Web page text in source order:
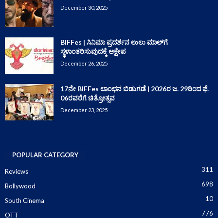
December 30, 2025
BIFFes | ಸಿನಿಮಾ ಪ್ರದರ್ಶನ ಲುಲು ಮಾಲ್‌ಗೆ
ಸ್ಥಳಾಂತರಿಸುವುದಕ್ಕೆ ಆಕ್ಷೇಪ
December 26, 2025
17ನೇ BIFFes ಲಾಂಛನ ಬಿಡುಗಡೆ | 2026ರ ಜ. 29ರಿಂದ ಫೆ.
06ರವರೆಗೆ ಚಿತ್ರೋತ್ಸವ
December 23, 2025
POPULAR CATEGORY
Reviews 311
Bollywood 698
South Cinema 10
OTT 776